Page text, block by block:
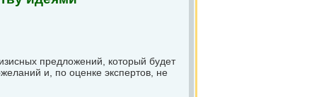
предложений, который будет
и, по оценке экспертов, не